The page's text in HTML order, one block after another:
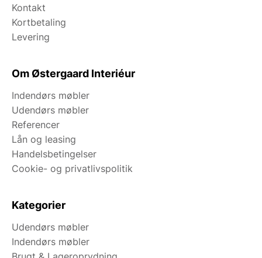
Kontakt
Kortbetaling
Levering
Om Østergaard Interiéur
Indendørs møbler
Udendørs møbler
Referencer
Lån og leasing
Handelsbetingelser
Cookie- og privatlivspolitik
Kategorier
Udendørs møbler
Indendørs møbler